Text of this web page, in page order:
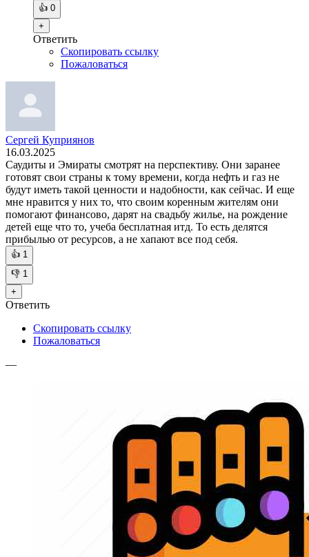
👍 0
+
Ответить
Скопировать ссылку
Пожаловаться
Сергей Куприянов
16.03.2025
Саудиты и Эмираты смотрят на перспективу. Они заранее
готовят свои страны к тому времени, когда нефть и газ не
будут иметь такой ценности и надобности, как сейчас. И еще
мне нравится у них то, что своим коренным жителям они
помогают финансово, дарят на свадьбу жилье, на рождение
детей еще что то, учеба бесплатная итд. То есть делятся
прибылью от ресурсов, а не хапают все под себя.
👍 1
👎 1
+
Ответить
Скопировать ссылку
Пожаловаться
—